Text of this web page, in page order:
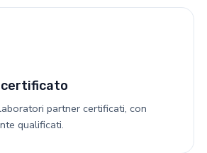
partner certificati, con
qualificati.